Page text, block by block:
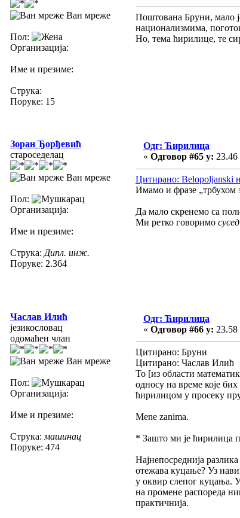
Ван мреже
Пол:
Организација:
Име и презиме:
Струка:
Поруке: 15
Поштована Бруни, мало
национализмима,
Но, тема ћирилице, те
Зоран Ђорђевић
староседелац
Ван мреже
Пол:
Организација:
Име и презиме:
Струка: Дипл. инж.
Поруке: 2.364
Одг: Ћирилица
« Одговор #65 у: 23.46
Цитирано: Belopoljanski
Имамо и фразе „трбухом
Да мало скренемо са
Ми ретко говоримо сусед
Часлав Илић
језикословац
одомаћен члан
Ван мреже
Пол:
Организација:
Име и презиме:
Струка: машинац
Поруке: 474
Одг: Ћирилица
« Одговор #66 у: 23.58
Цитирано: Бруни
Цитирано: Часлав Илић
То [из области
односу на време које
ћирилицом у просеку
Mene zanima.
* Зашто ми је ћирилица
Најнепосреднија
отежава куцање? Уз
у оквир слепог куцања.
на промене распореда
практичнија.